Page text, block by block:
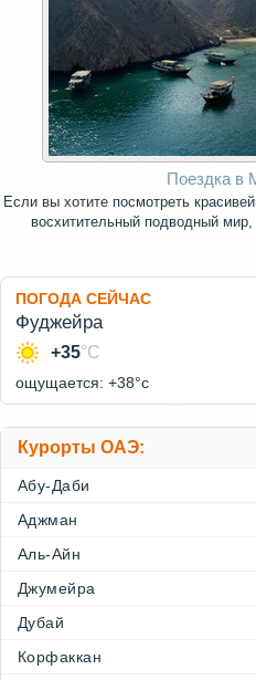
Поездка в
Если вы хотите посмотреть
восхитительный подводный
ПОГОДА СЕЙЧАС
Фуджейра
+35°C
ощущается: +38°c
Курорты ОАЭ:
Абу-Даби
Аджман
Аль-Айн
Джумейра
Дубай
Корфаккан